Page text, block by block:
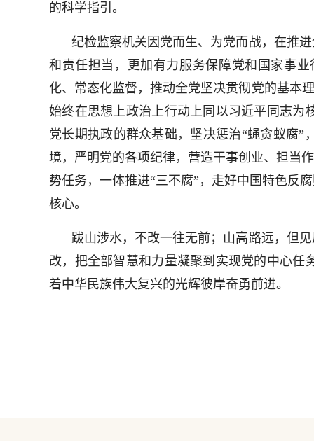
的科学指引。
纪检监察机关因党而生、为党而战，在推
和责任担当，更加有力服务保障党和国家事
化、常态化监督，推动全党坚决贯彻党的基本
始终在思想上政治上行动上同以习近平同志为
党长期执政的群众基础，坚决惩治“蝇贪蚁腐
境，严明党的各项纪律，营造干事创业、担当
势任务，一体推进“三不腐”，走好中国特色反
核心。
跋山涉水，不改一往无前；山高路远，但
改，把全部智慧和力量凝聚到实现党的中心
着中华民族伟大复兴的光辉彼岸奋勇前进。